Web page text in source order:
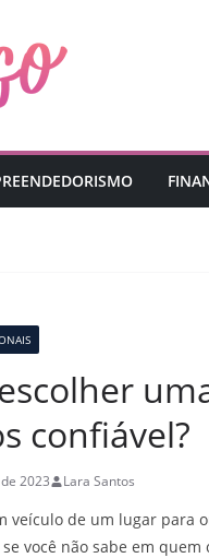
confiável?
2023 Lara Santos
veículo de um lugar para
você não sabe em quem